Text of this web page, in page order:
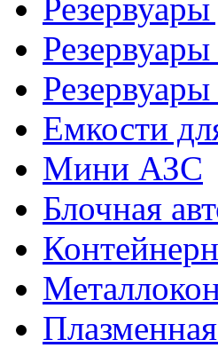
Емкости
Мини АЗС
Блочная